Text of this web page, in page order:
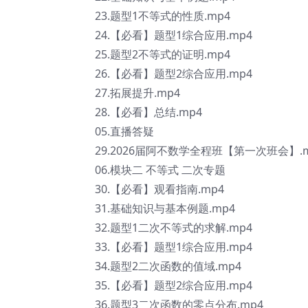
23.题型1不等式的性质.mp4
24.【必看】题型1综合应用.mp4
25.题型2不等式的证明.mp4
26.【必看】题型2综合应用.mp4
27.拓展提升.mp4
28.【必看】总结.mp4
05.直播答疑
29.2026届阿不数学全程班【第一次班会】
06.模块二 不等式 二次专题
30.【必看】观看指南.mp4
31.基础知识与基本例题.mp4
32.题型1二次不等式的求解.mp4
33.【必看】题型1综合应用.mp4
34.题型2二次函数的值域.mp4
35.【必看】题型2综合应用.mp4
36.题型3二次函数的零点分布.mp4